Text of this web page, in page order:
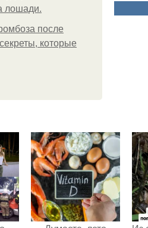
лошади.
после
которые